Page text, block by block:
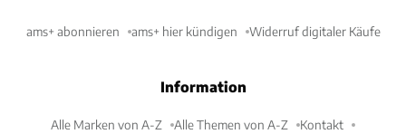
ams+ abonnieren ams+ hier kündigen Widerruf digitaler Käufe
Information
Alle Marken von A-Z Alle Themen von A-Z Kontakt